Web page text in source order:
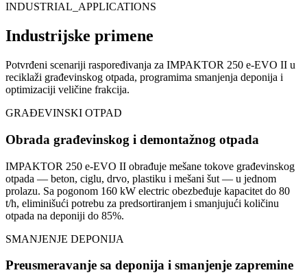
INDUSTRIAL_APPLICATIONS
Industrijske primene
Potvrđeni scenariji raspoređivanja za IMPAKTOR 250 e-EVO II u
reciklaži građevinskog otpada, programima smanjenja deponija i
optimizaciji veličine frakcija.
GRAĐEVINSKI OTPAD
Obrada građevinskog i demontažnog otpada
IMPAKTOR 250 e-EVO II obrađuje mešane tokove građevinskog
otpada — beton, ciglu, drvo, plastiku i mešani šut — u jednom
prolazu. Sa pogonom 160 kW electric obezbeđuje kapacitet do 80
t/h, eliminišući potrebu za predsortiranjem i smanjujući količinu
otpada na deponiji do 85%.
SMANJENJE DEPONIJA
Preusmeravanje sa deponija i smanjenje zapremine